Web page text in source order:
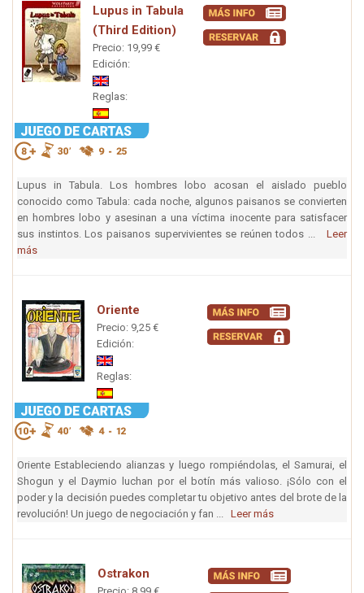
Lupus in Tabula
(Third Edition)
Precio: 19,99 €
Edición:
Reglas:
Lupus in Tabula. Los hombres lobo acosan el aislado pueblo
conocido como Tabula: cada noche, algunos paisanos se convierten
en hombres lobo y asesinan a una víctima inocente para satisfacer
sus instintos. Los paisanos supervivientes se reúnen todos ... Leer
más
Oriente
Precio: 9,25 €
Edición:
Reglas:
Oriente Estableciendo alianzas y luego rompiéndolas, el Samurai, el
Shogun y el Daymio luchan por el botín más valioso. ¡Sólo con el
poder y la decisión puedes completar tu objetivo antes del brote de la
revolución! Un juego de negociación y fan ... Leer más
Ostrakon